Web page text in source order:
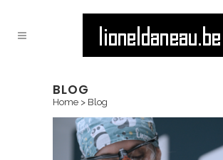
BLOG
Home > Blog